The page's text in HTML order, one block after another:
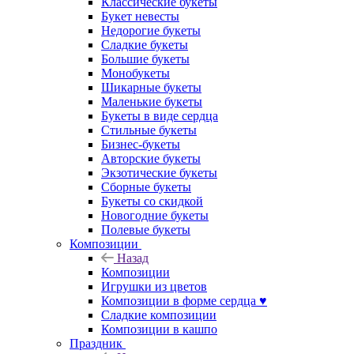
Букет невесты
Недорогие букеты
Сладкие букеты
Большие букеты
Монобукеты
Шикарные букеты
Маленькие букеты
Букеты в виде сердца
Стильные букеты
Бизнес-букеты
Авторские букеты
Экзотические букеты
Сборные букеты
Букеты со скидкой
Новогодние букеты
Полевые букеты
Композиции
Назад
Композиции
Игрушки из цветов
Композиции в форме сердца ♥
Сладкие композиции
Композиции в кашпо
Праздник